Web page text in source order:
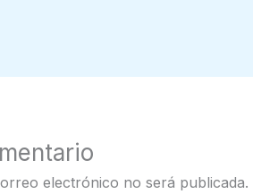
electrónico no será publicada.